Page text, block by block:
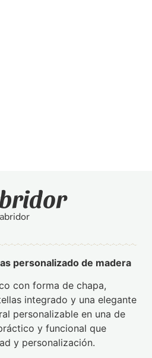
personalizado de madera
con forma de chapa,
integrado y una elegante
personalizable en una de
y funcional que
y personalización.